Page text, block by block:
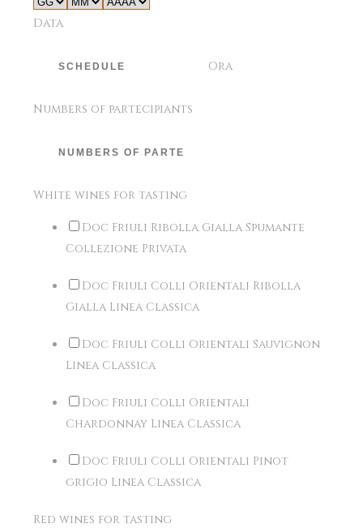
Data
Ora
Numbers of partecipiants
White wines for tasting
Doc Friuli Ribolla Gialla Spumante
Collezione Privata
Doc Friuli Colli Orientali Ribolla
Gialla Linea Classica
Doc Friuli Colli Orientali Sauvignon
Linea Classica
Doc Friuli Colli Orientali
Chardonnay Linea Classica
Doc Friuli Colli Orientali Pinot
grigio Linea Classica
Red wines for tasting